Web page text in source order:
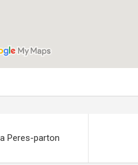
Peres-parton